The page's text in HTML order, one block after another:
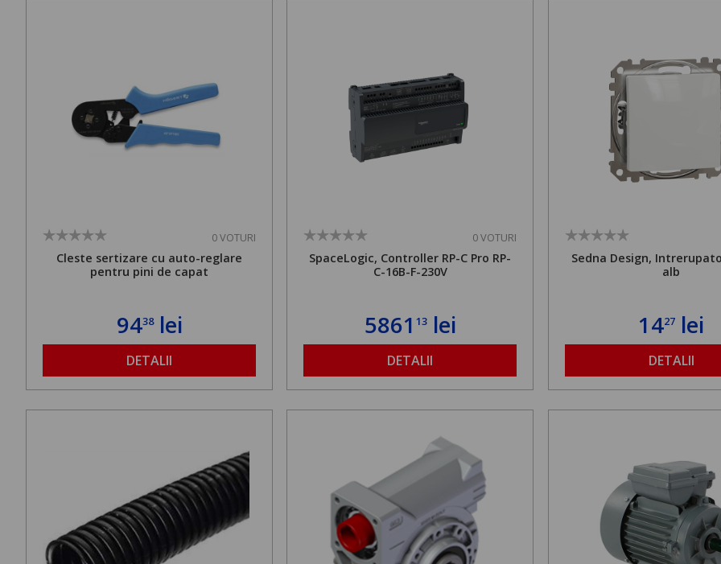
0 VOTURI
Cleste sertizare cu auto-reglare
pentru pini de capat
9438lei
DETALII
0 VOTURI
SpaceLogic, Controller RP-C Pro RP-
C-16B-F-230V
5861 13lei
DETALII
Sedna Design,
alb
1427 lei
DETALII